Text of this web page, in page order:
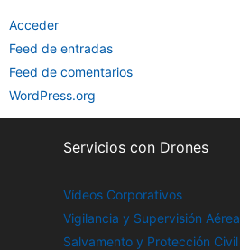
Acceder
Feed de entradas
Feed de comentarios
WordPress.org
Servicios con Drones
Vídeos Corporativos
Vigilancia y Supervisión Aérea
Salvamento y Protección Civil